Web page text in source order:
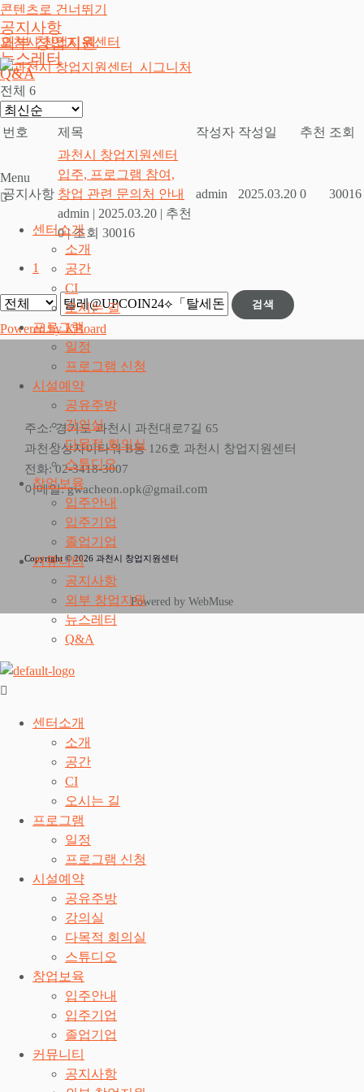
콘텐츠로 건너뛰기
과천시 창업지원센터
Menu
센터소개
소개
공간
CI
오시는 길
프로그램
일정
프로그램 신청
시설예약
공유주방
강의실
다목적 회의실
스튜디오
창업보육
입주안내
입주기업
졸업기업
커뮤니티
공지사항
외부 창업지원
뉴스레터
Q&A
센터소개
소개
공간
CI
오시는 길
프로그램
일정
프로그램 신청
시설예약
공유주방
강의실
다목적 회의실
스튜디오
창업보육
입주안내
입주기업
졸업기업
커뮤니티
공지사항
공지사항
외부 창업지원
뉴스레터
Q&A
전체 6
번호 제목 작성자 작성일 추천 조회
공지사항
과천시 창업지원센터
입주, 프로그램 참여,
창업 관련 문의처 안내
admin | 2025.03.20 | 추천
0 | 조회 30016
admin 2025.03.20 0 30016
1
검색
Powered by KBoard
주소: 경기도 과천시 과천대로7길 65
과천상상자이타워 B동 126호 과천시 창업지원센터
전화: 02-3418-3007
이메일: gwacheon.opk@gmail.com
Copyright © 2026 과천시 창업지원센터
Powered by WebMuse